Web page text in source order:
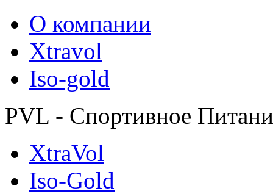
О компании
Xtravol
Iso-gold
PVL - Спортивное
XtraVol
Iso-Gold